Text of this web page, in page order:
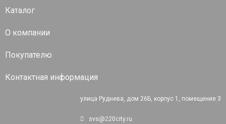
Каталог
О компании
Покупателю
Контактная информация
улица Руднева, дом 26Б, корпус 1, помещение 3
svs@220city.ru